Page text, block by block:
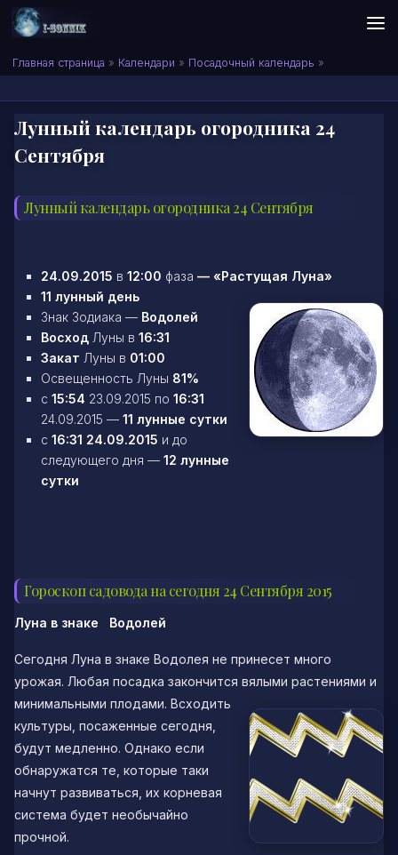
Skip to content
Сонник I-SONNIK.COM
Главная страница » Календари » Посадочный календарь »
Лунный календарь огородника 24
Сентября
Лунный календарь огородника 24 Сентября
24.09.2015 в 12:00 фаза — «Растущая Луна»
11 лунный день
Знак Зодиака — Водолей
Восход Луны в 16:31
Закат Луны в 01:00
Освещенность Луны 81%
c 15:54 23.09.2015 по 16:31
24.09.2015 — 11 лунные сутки
c 16:31 24.09.2015 и до
следующего дня — 12 лунные
сутки
Гороскоп садовода на сегодня 24 Сентября 2015
Луна в знаке Водолей
Сегодня Луна в знаке Водолея не принесет много
урожая. Любая посадка закончится вялыми растениями и
минимальными плодами. Всходить
культуры, посаженные сегодня,
будут медленно. Однако если
обнаружатся те, которые таки
начнут развиваться, их корневая
система будет необычайно
прочной.